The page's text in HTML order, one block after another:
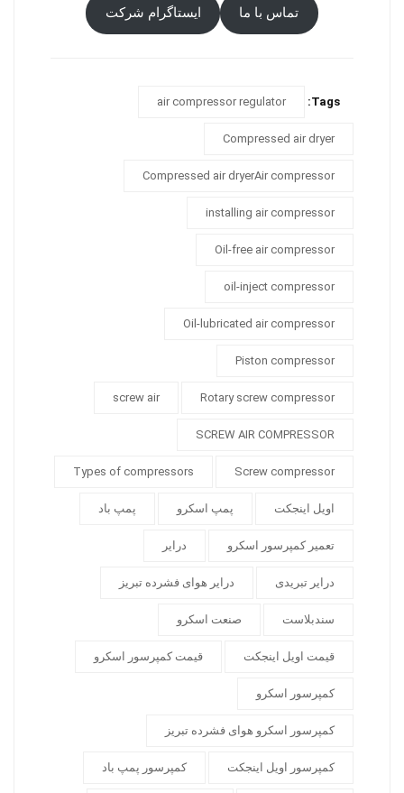
تماس با ما ایستاگرام شرکت
Tags:
air compressor regulator
Compressed air dryer
Compressed air dryerAir compressor
installing air compressor
Oil-free air compressor
oil-inject compressor
Oil-lubricated air compressor
Piston compressor
Rotary screw compressor
screw air
SCREW AIR COMPRESSOR
Screw compressor
Types of compressors
اویل اینجکت پمپ اسکرو پمپ باد
تعمیر کمپرسور اسکرو درایر
درایر تبریدی درایر هوای فشرده تبریز
سندبلاست صنعت اسکرو
قیمت اویل اینجکت قیمت کمپرسور اسکرو
کمپرسور اسکرو
کمپرسور اسکرو هوای فشرده تبریز
کمپرسور اویل اینجکت کمپرسور پمپ باد